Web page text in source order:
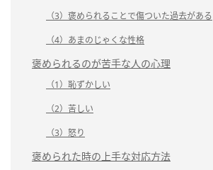
（3）褒められることで傷ついた過去がある
（4）あまのじゃくな性格
褒められるのが苦手な人の心理
（1）恥ずかしい
（2）苦しい
（3）怒り
褒められた時の上手な対応方法